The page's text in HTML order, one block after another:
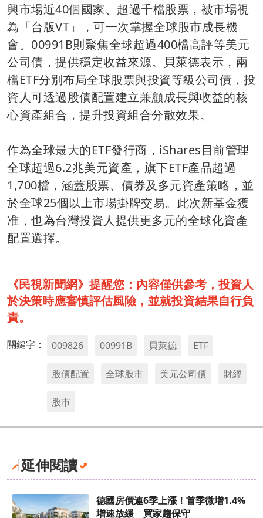
興市場近40個國家、超過千檔股票，被市場視
為「台版VT」，可一次掌握全球股市成長機
會。00991B則聚焦全球超過400檔高評等美元
公司債，提供穩定收益來源。貝萊德表示，兩
檔ETF分別布局全球股票與投資等級公司債，投
資人可透過股債配置建立兼顧成長與收益的核
心資產組合，提升投資組合分散效果。
作為全球最大的ETF發行商，iShares目前管理
全球超過6.2兆美元資產，旗下ETF產品超過
1,700檔，涵蓋股票、債券及多元資產策略，並
於全球25個以上市場掛牌交易。此次新基金獲
准，也為台灣投資人提供更多元的全球化資產
配置選擇。
《民視新聞網》提醒您：內容僅供參考，投資人
於決策時應審慎評估風險，並就投資結果自行負
責。
關鍵字： 009826 00991B 貝萊德 ETF
股債配置 全球股市 美元公司債 財經
股市
延伸閱讀
德國房價連6季上漲！首季微增1.4%
增速放緩 買家趨保守